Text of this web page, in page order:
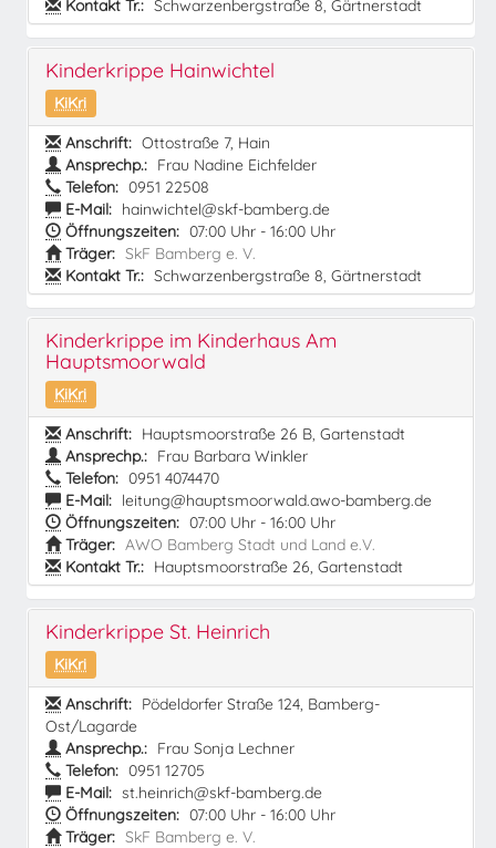
Kontakt Tr.: Schwarzenbergstraße 8, Gärtnerstadt
Kinderkrippe Hainwichtel
KiKri
Anschrift: Ottostraße 7, Hain
Ansprechp.: Frau Nadine Eichfelder
Telefon: 0951 22508
E-Mail: hainwichtel@skf-bamberg.de
Öffnungszeiten: 07:00 Uhr - 16:00 Uhr
Träger: SkF Bamberg e. V.
Kontakt Tr.: Schwarzenbergstraße 8, Gärtnerstadt
Kinderkrippe im Kinderhaus Am
Hauptsmoorwald
KiKri
Anschrift: Hauptsmoorstraße 26 B, Gartenstadt
Ansprechp.: Frau Barbara Winkler
Telefon: 0951 4074470
E-Mail: leitung@hauptsmoorwald.awo-bamberg.de
Öffnungszeiten: 07:00 Uhr - 16:00 Uhr
Träger: AWO Bamberg Stadt und Land e.V.
Kontakt Tr.: Hauptsmoorstraße 26, Gartenstadt
Kinderkrippe St. Heinrich
KiKri
Anschrift: Pödeldorfer Straße 124, Bamberg-
Ost/Lagarde
Ansprechp.: Frau Sonja Lechner
Telefon: 0951 12705
E-Mail: st.heinrich@skf-bamberg.de
Öffnungszeiten: 07:00 Uhr - 16:00 Uhr
Träger: SkF Bamberg e. V.